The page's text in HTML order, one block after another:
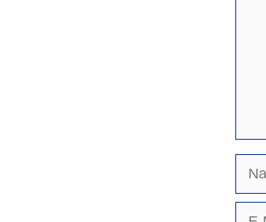
Name